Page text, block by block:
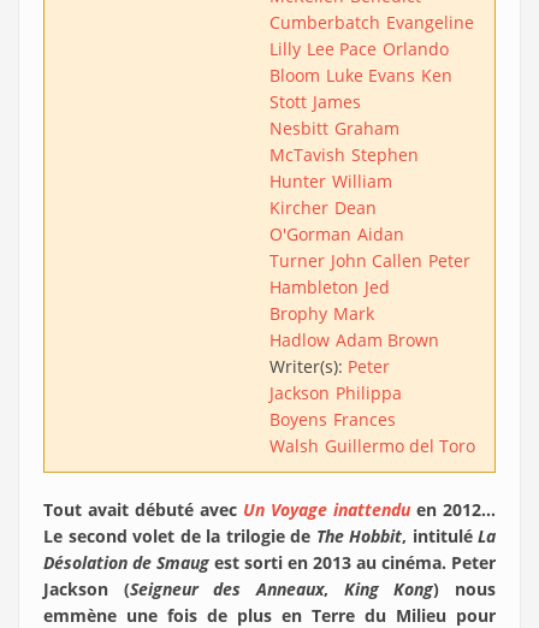
Cumberbatch Evangeline
Lilly Lee Pace Orlando
Bloom Luke Evans Ken
Stott James
Nesbitt Graham
McTavish Stephen
Hunter William
Kircher Dean
O'Gorman Aidan
Turner John Callen Peter
Hambleton Jed
Brophy Mark
Hadlow Adam Brown
Writer(s): Peter
Jackson Philippa
Boyens Frances
Walsh Guillermo del Toro
Tout avait débuté avec Un Voyage inattendu en 2012…
Le second volet de la trilogie de The Hobbit, intitulé La
Désolation de Smaug est sorti en 2013 au cinéma. Peter
Jackson (Seigneur des Anneaux, King Kong) nous
emmène une fois de plus en Terre du Milieu pour